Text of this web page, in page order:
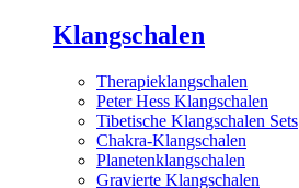
Klangschalen
Therapieklangschalen
Peter Hess Klangschalen
Tibetische Klangschalen Sets
Chakra-Klangschalen
Planetenklangschalen
Gravierte Klangschalen